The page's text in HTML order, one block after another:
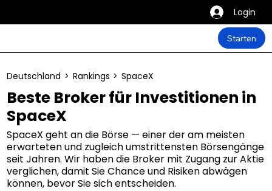
Login
Starten
Beste Broker für Investitionen in
SpaceX
SpaceX geht an die Börse — einer der am meisten
erwarteten und zugleich umstrittensten Börsengänge
seit Jahren. Wir haben die Broker mit Zugang zur Aktie
verglichen, damit Sie Chance und Risiken abwägen
können, bevor Sie sich entscheiden.
Deutschland > Rankings > SpaceX